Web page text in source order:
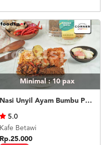
Minimal : 10pax
Nasi Unyil Ayam Bumbu Pedas
5.0
Kafe Betawi
Rp.25.000